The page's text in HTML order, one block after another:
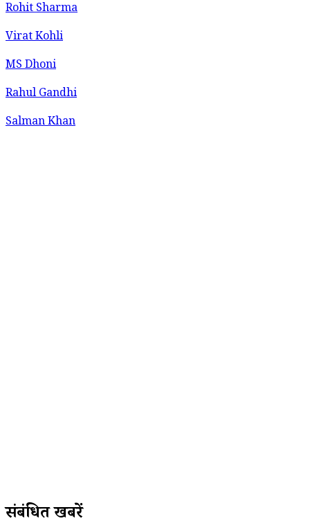
Rohit Sharma
Virat Kohli
MS Dhoni
Rahul Gandhi
Salman Khan
संबंधित खबरें